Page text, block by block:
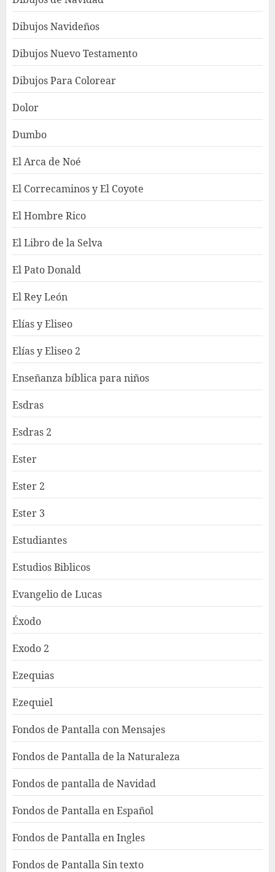
Dibujos Navideños
Dibujos Nuevo Testamento
Dibujos Para Colorear
Dolor
Dumbo
El Arca de Noé
El Correcaminos y El Coyote
El Hombre Rico
El Libro de la Selva
El Pato Donald
El Rey León
Elías y Eliseo
Elías y Eliseo 2
Enseñanza bíblica para niños
Esdras
Esdras 2
Ester
Ester 2
Ester 3
Estudiantes
Estudios Biblicos
Evangelio de Lucas
Éxodo
Exodo 2
Ezequias
Ezequiel
Fondos de Pantalla con Mensajes
Fondos de Pantalla de la Naturaleza
Fondos de pantalla de Navidad
Fondos de Pantalla en Español
Fondos de Pantalla en Ingles
Fondos de Pantalla Sin texto